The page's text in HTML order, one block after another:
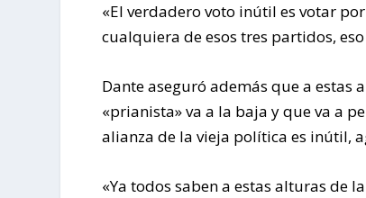
«El verdadero voto inútil es votar
cualquiera de esos tres partidos,
Dante aseguró además que a estas
«prianista» va a la baja y que va a
alianza de la vieja política es inútil,
«Ya todos saben a estas alturas de